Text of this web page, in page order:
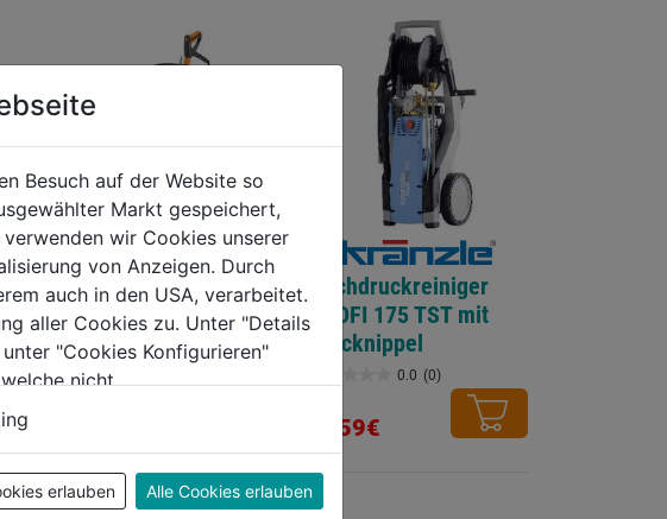
Hochdruckreiniger
RE272 PLUS
0.0
Sternen.
Hochdruckreiniger
PROFI 175 TST mit
Stecknippel
0.0 (0)
0.0
Sternen.
1559€
Besuch auf der Website so
Markt gespeichert,
wir Cookies unserer
von Anzeigen. Durch
auch in den USA, verarbeitet.
aller Cookies zu. Unter "Details
"Cookies Konfigurieren"
nicht.
erlauben Alle Cookies erlauben